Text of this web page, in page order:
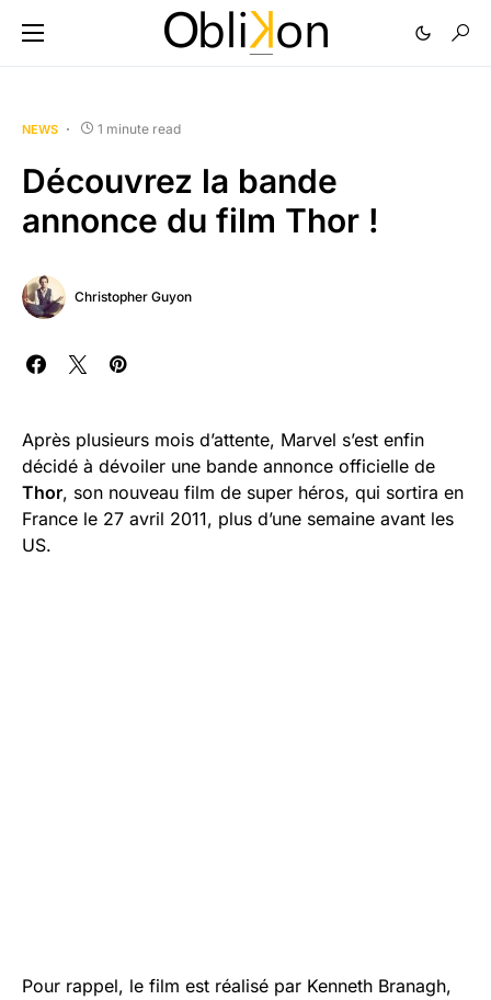
NEWS 1 minute read
Découvrez la bande
annonce du film Thor !
Christopher Guyon
Après plusieurs mois d’attente, Marvel s’est enfin
décidé à dévoiler une bande annonce officielle de
Thor, son nouveau film de super héros, qui sortira en
France le 27 avril 2011, plus d’une semaine avant les
US.
Pour rappel, le film est réalisé par Kenneth Branagh,